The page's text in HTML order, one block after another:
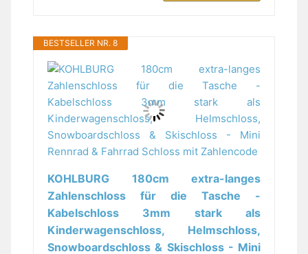
BESTSELLER NR. 8
KOHLBURG 180cm extra-langes
Zahlenschloss für die Tasche -
Kabelschloss 3mm stark als
Kinderwagenschloss, Helmschloss,
Snowboardschloss & Skischloss - Mini